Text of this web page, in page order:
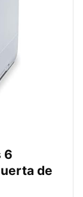
6
de